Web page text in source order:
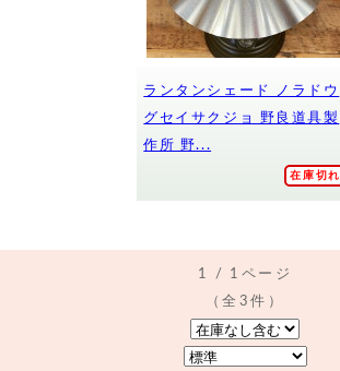
ランタンシェード ノラドウ
グセイサクジョ 野良道具製
作所 野...
在庫切れ
1 / 1ページ
（全3件）